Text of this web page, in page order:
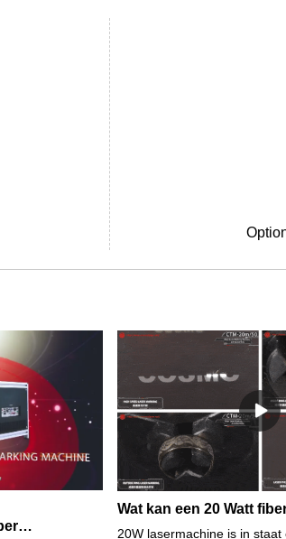
Wat kan een 20 Watt
20W lasermachine is in staat